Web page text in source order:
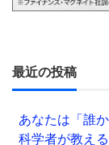
最近の投稿
あなたは「誰
科学者が教え